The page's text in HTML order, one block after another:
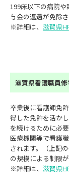
199床以下の病院
与金の返還が免除さ
※詳細は、 滋賀県
滋賀県看護職員
卒業後に看護師免
得した免許を活か
を続けるために必
医療機関等で看護
されます。（上記
の規模による制限
※詳細は、 滋賀県